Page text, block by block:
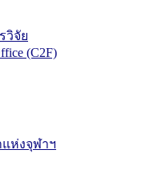
วิจัย
(C2F)
ห่งจุฬาฯ